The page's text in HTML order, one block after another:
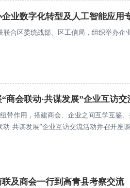
业数字化转型及人工智能应用
联合区委统战部、区工信局，组织举办企
商会联动·共谋发展”企业互访交
带作用，搭建商会、企业之间互学互鉴
动·共谋发展”企业互访交流活动并召开座
出席活动并讲话。县工商联相关负责同
及商会一行到高青县考察交流